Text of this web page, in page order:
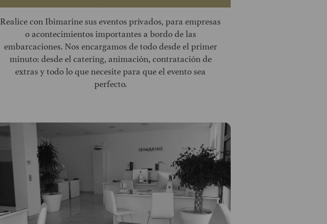
Realice con Ibimarine sus eventos privados, para empresas
o acontecimientos importantes a bordo de las
embarcaciones. Nos encargamos de todo desde el primer
minuto: desde el catering, animación, contratación de
extras y todo lo que necesite para que el evento sea
perfecto.